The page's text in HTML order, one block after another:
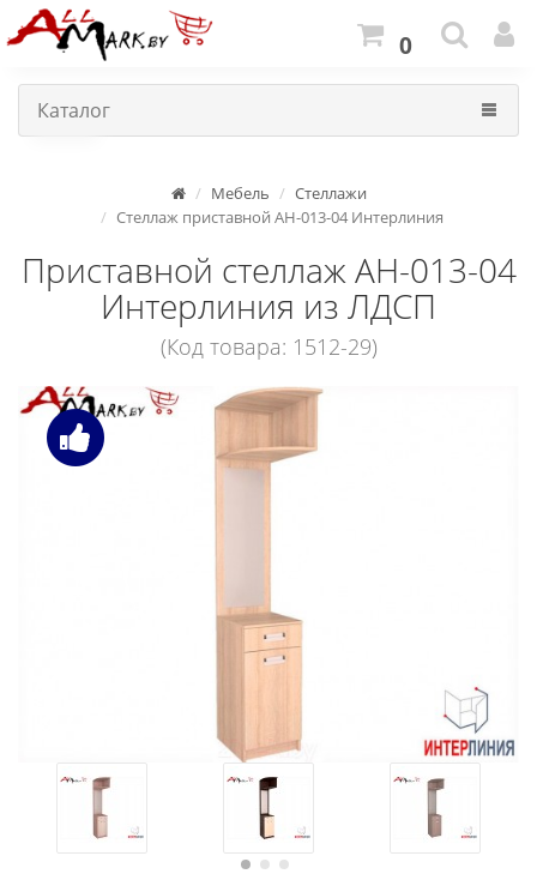
0
Каталог
Мебель
Стеллажи
Стеллаж приставной АН-013-04 Интерлиния
Приставной стеллаж АН-013-04
Интерлиния из ЛДСП
(Код товара: 1512-29)